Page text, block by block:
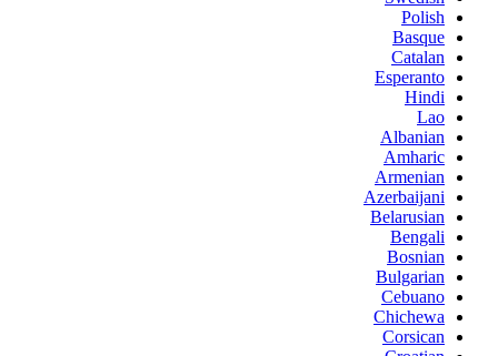
Polish
Basque
Catalan
Esperanto
Hindi
Lao
Albanian
Amharic
Armenian
Azerbaijani
Belarusian
Bengali
Bosnian
Bulgarian
Cebuano
Chichewa
Corsican